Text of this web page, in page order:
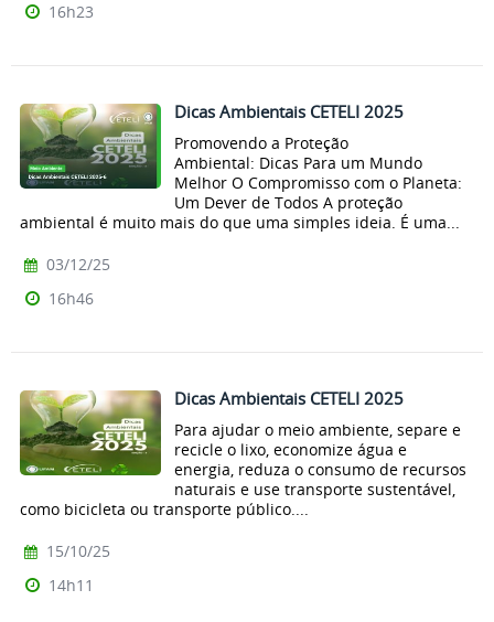
16h23
Dicas Ambientais CETELI 2025
Promovendo a Proteção
Ambiental: Dicas Para um Mundo
Melhor O Compromisso com o Planeta:
Um Dever de Todos A proteção
ambiental é muito mais do que uma simples ideia. É uma...
03/12/25
16h46
Dicas Ambientais CETELI 2025
Para ajudar o meio ambiente, separe e
recicle o lixo, economize água e
energia, reduza o consumo de recursos
naturais e use transporte sustentável,
como bicicleta ou transporte público....
15/10/25
14h11